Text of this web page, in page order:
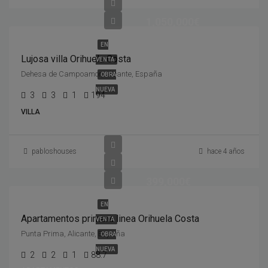
EN
VENTA
OBRA
NUEVA
Lujosa villa Orihuela Costa
Dehesa de Campoamor, Alicante, España
3 3 1 194
VILLA
pabloshouses hace 4 años
EN
VENTA
OBRA
NUEVA
Apartamentos primera linea Orihuela Costa
Punta Prima, Alicante, España
2 2 1 88.7